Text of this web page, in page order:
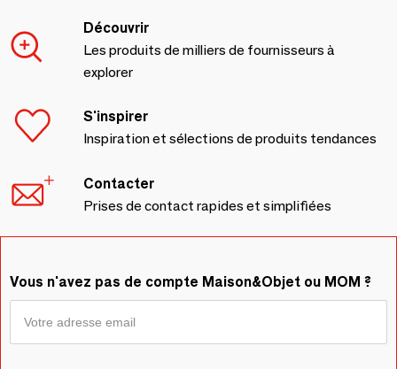
Découvrir
Les produits de milliers de fournisseurs à
explorer
S'inspirer
Inspiration et sélections de produits tendances
Contacter
Prises de contact rapides et simplifiées
Vous n'avez pas de compte Maison&Objet ou MOM ?